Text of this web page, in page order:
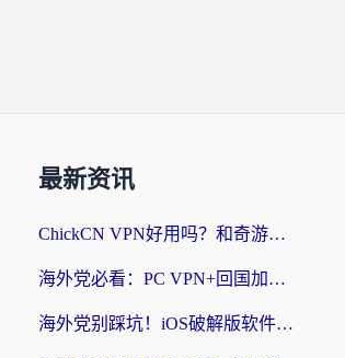
最新资讯
ChickCN VPN好用吗？和奇游手游VPN对比哪个回国效果更好？海外党亲测实用指南
海外党必看：PC VPN+回国加速器怎么选？无缝访问国内资源全攻略
海外党别踩坑！iOS破解版软件不可靠？教你选对回国加速器无缝看国内资源